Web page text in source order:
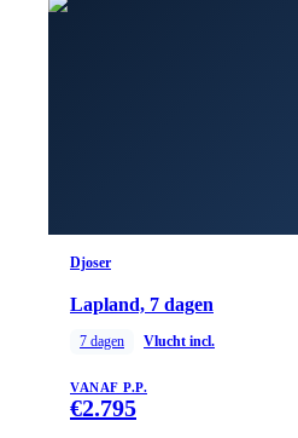
Djoser
Lapland, 7 dagen
7 dagen Vlucht incl.
VANAF P.P.
€2.795